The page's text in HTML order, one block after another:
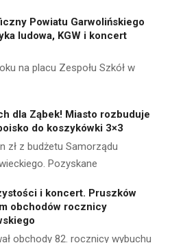
Powiatu Garwolińskiego
ludowa, KGW i koncert
na placu Zespołu Szkół w
dla Ząbek! Miasto rozbuduje
do koszykówki 3×3
zł z budżetu Samorządu
Pozyskane
i koncert. Pruszków
obchodów rocznicy
obchody 82. rocznicy wybuchu